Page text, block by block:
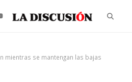
mientras se mantengan las bajas